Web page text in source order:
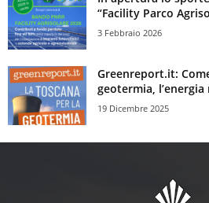
“Facility Parco
3 Febbraio 2026
Greenreport.it:
geotermia,
19 Dicembre 2025